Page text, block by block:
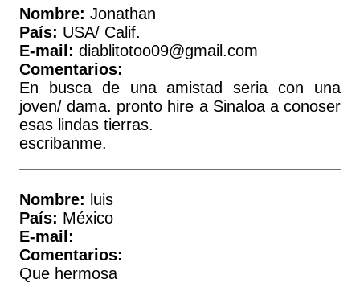
Nombre: Jonathan
País: USA/ Calif.
E-mail: diablitotoo09@gmail.com
Comentarios:
En busca de una amistad seria con una
joven/ dama. pronto hire a Sinaloa a conoser
esas lindas tierras.
escribanme.
Nombre: luis
País: México
E-mail:
Comentarios:
Que hermosa